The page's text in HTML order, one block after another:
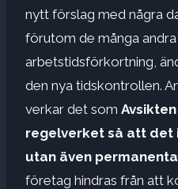
nytt förslag med några
förutom de många
arbetstidsförkortning,
den nya tidskontrollen.
verkar det som
regelverket så att det
utan även
företag hindras från att